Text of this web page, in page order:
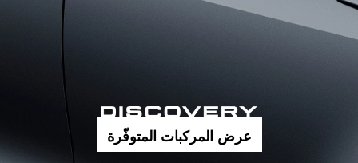
عرض المركبات المتوفّرة